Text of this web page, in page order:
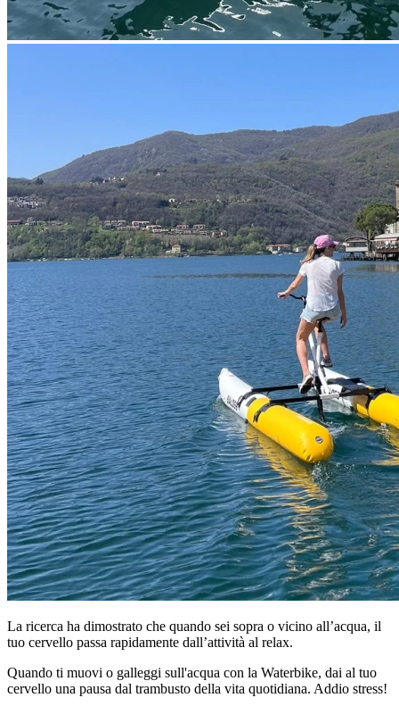
La ricerca ha dimostrato che quando sei sopra o vicino all’acqua, il
tuo cervello passa rapidamente dall’attività al relax.
Quando ti muovi o galleggi sull'acqua con la Waterbike, dai al tuo
cervello una pausa dal trambusto della vita quotidiana. Addio stress!